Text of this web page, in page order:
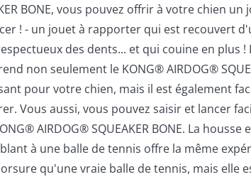
BONE, vous pouvez offrir à votre chien un
! - un jouet à rapporter qui est recouvert
des dents... et qui couine en plus
non seulement le KONG® AIRDOG®
pour votre chien, mais il est également
Vous aussi, vous pouvez saisir et lancer
AIRDOG® SQUEAKER BONE. La housse
à une balle de tennis offre la même
qu'une vraie balle de tennis, mais elle